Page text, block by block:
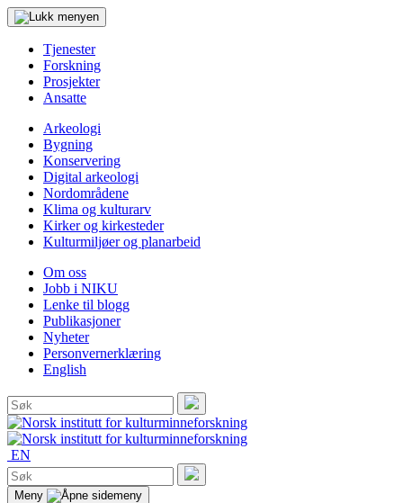
Tjenester
Forskning
Prosjekter
Ansatte
Arkeologi
Bygning
Konservering
Digital arkeologi
Nordområdene
Klima og kulturarv
Kirker og kirkesteder
Kulturmiljøer og planarbeid
Om oss
Jobb i NIKU
Lenke til blogg
Publikasjoner
Nyheter
Personvernerklæring
English
Søk
etter:
Søk
EN
Søk
etter:
Søk
Meny